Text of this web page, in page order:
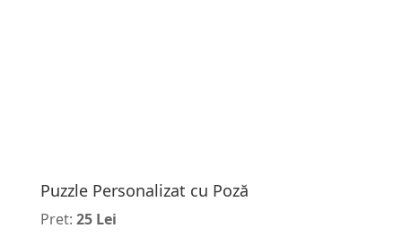
Puzzle Personalizat cu Poză
Pret: 25 Lei